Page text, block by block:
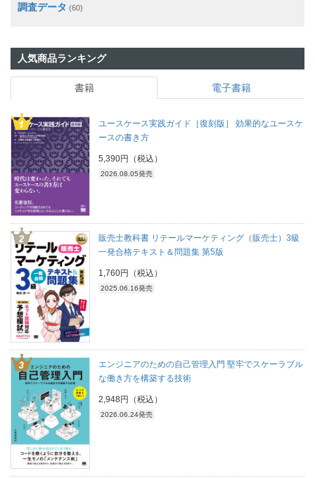
調査データ (60)
人気商品ランキング
書籍 電子書籍
ユースケース実践ガイド［復刻版］ 効果的なユースケ
ースの書き方
5,390円（税込）
2026.08.05発売
販売士教科書 リテールマーケティング（販売士）3級
一発合格テキスト＆問題集 第5版
1,760円（税込）
2025.06.16発売
エンジニアのための自己管理入門 堅牢でスケーラブル
な働き方を構築する技術
2,948円（税込）
2026.06.24発売